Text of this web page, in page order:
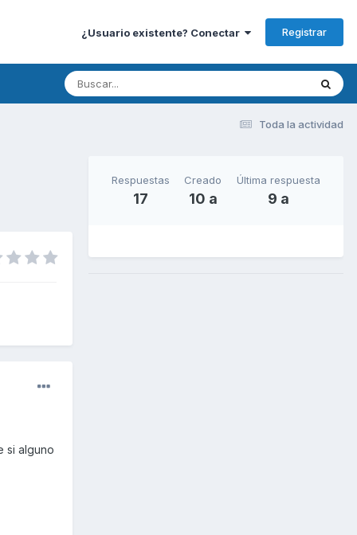
¿Usuario existente? Conectar Registrar
Toda la actividad
si alguno
Respuestas
17
Creado
10 a
Última respuesta
9 a